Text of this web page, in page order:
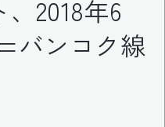
2018年6
バンコク線